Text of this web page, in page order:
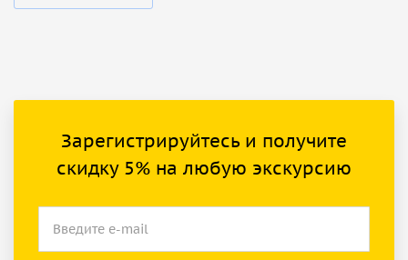
Зарегистрируйтесь и получите
скидку 5% на любую экскурсию